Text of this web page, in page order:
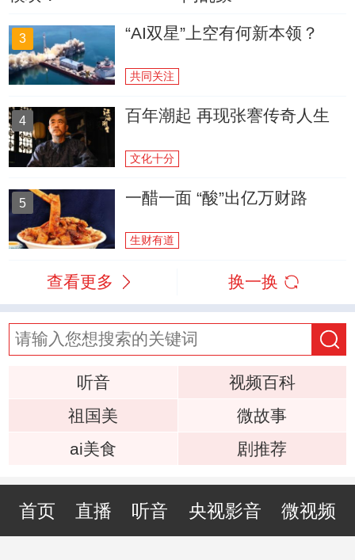
3 “AI双星”上空有何新本领？
共同关注
4 百年潮起 再现张謇传奇人生
文化十分
5 一醋一面 “酸”出亿万财路
生财有道
查看更多 换一换
听音
视频百科
祖国美
微故事
ai美食
剧推荐
首页 直播 听音 央视影音 微视频